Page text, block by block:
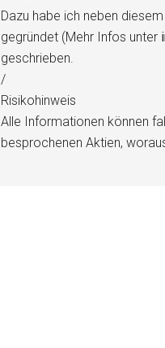
Dazu habe ich neben
gegründet (Mehr Infos unter
geschrieben.
/
Risikohinweis
Alle Informationen können
besprochenen Aktien,